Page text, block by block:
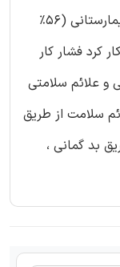
معادله ساختار پیرامون 347 کارشناس بیمارستانی (56%
آشکار کرد فشار کار
و علائم سلامتی
سلامت از طریق
بد گمانی ،